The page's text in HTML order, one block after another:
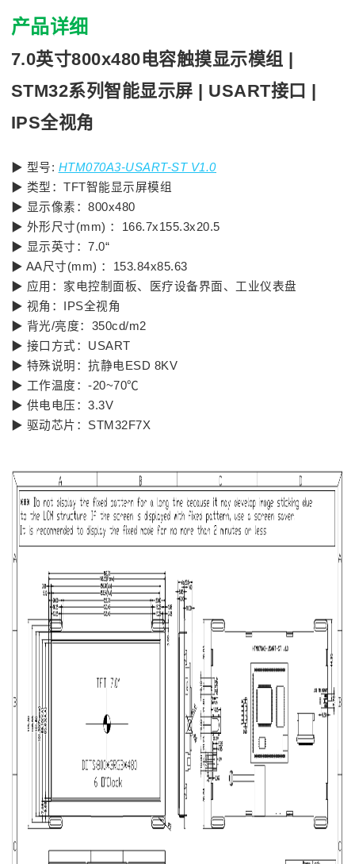
产品详细
7.0英寸800x480电容触摸显示模组 |
STM32系列智能显示屏 | USART接口 |
IPS全视角
▶ 型号: HTM070A3-USART-ST V1.0
▶ 类型：TFT智能显示屏模组
▶ 显示像素：800x480
▶ 外形尺寸(mm) ：166.7x155.3x20.5
▶ 显示英寸：7.0“
▶ AA尺寸(mm) ：153.84x85.63
▶ 应用：家电控制面板、医疗设备界面、工业仪表盘
▶ 视角：IPS全视角
▶ 背光/亮度：350cd/m2
▶ 接口方式：USART
▶ 特殊说明：抗静电ESD 8KV
▶ 工作温度：-20~70℃
▶ 供电电压：3.3V
▶ 驱动芯片：STM32F7X